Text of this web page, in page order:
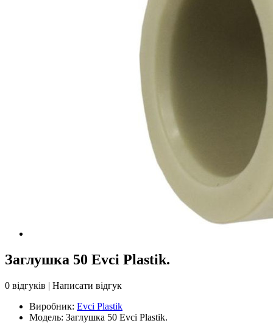
Заглушка 50 Evci Plastik.
0 відгуків | Написати відгук
Виробник: Evci Plastik
Модель: Заглушка 50 Evci Plastik.